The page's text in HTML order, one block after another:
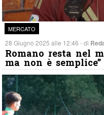
MERCATO
28 Giugno 2025 alle 12:46 - di
Romano resta nel
ma non è semplice”